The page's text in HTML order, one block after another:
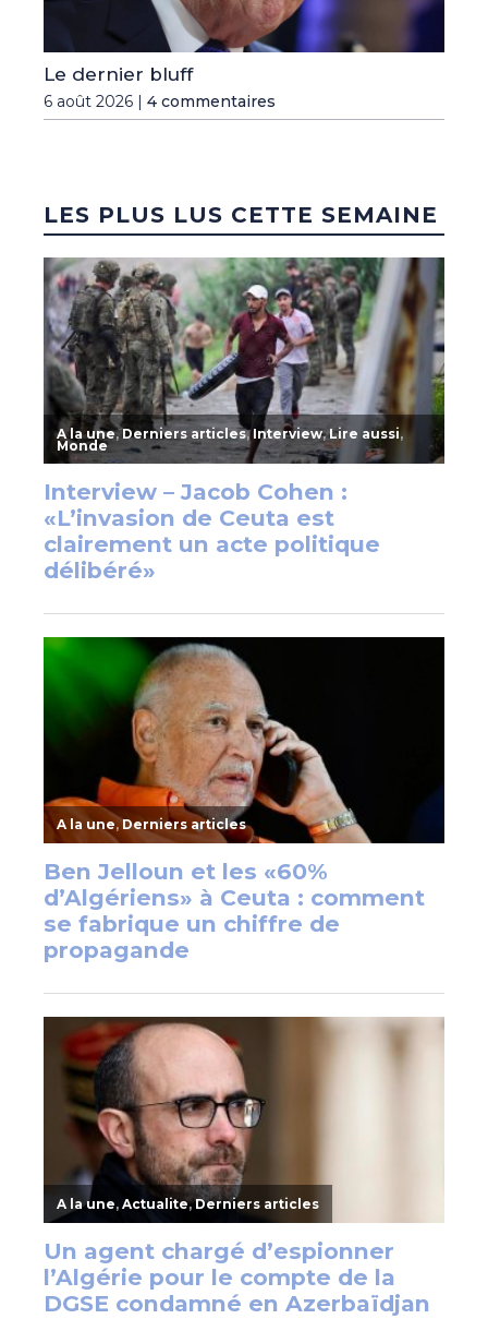
Le dernier bluff
6 août 2026 | 4 commentaires
LES PLUS LUS CETTE SEMAINE